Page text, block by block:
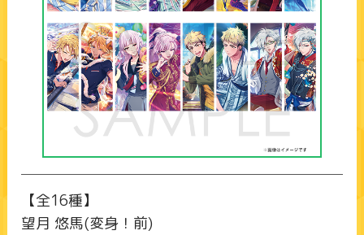
【全16種】
望月 悠馬(変身！前)